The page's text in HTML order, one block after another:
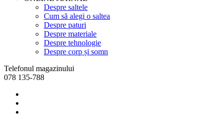
Despre saltele
Cum să alegi o saltea
Despre paturi
Despre materiale
Despre tehnologie
Despre corp și somn
Telefonul magazinului
078 135-788